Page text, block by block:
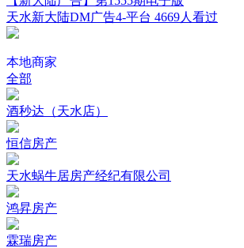
天水新大陆DM广告4-平台 4669人看过
本地商家
全部
酒秒达（天水店）
恒信房产
天水蜗牛居房产经纪有限公司
鸿昇房产
霖瑞房产